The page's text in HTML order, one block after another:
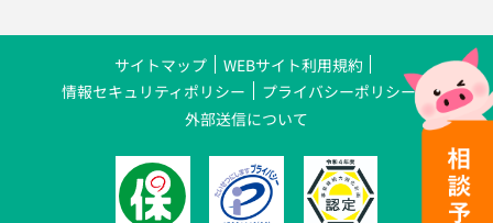
サイトマップ
WEBサイト利用規約
情報セキュリティポリシー
プライバシーポリシー
外部送信について